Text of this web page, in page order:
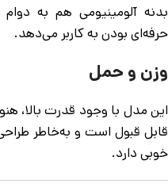
بدنه آلومینیومی هم به
حرفه‌ای بودن به کاربر می‌دهد.
وزن و حمل
این مدل با وجود قدرت بالا،
قابل قبول است و به‌خاطر
خوبی دارد.